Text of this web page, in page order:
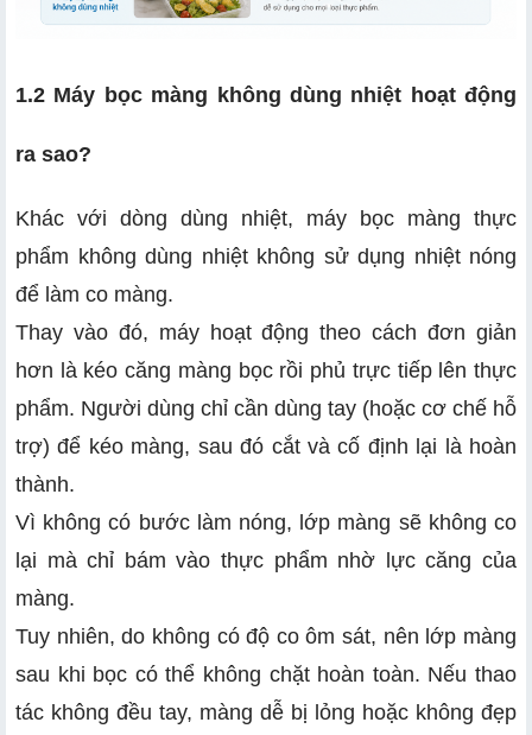
1.2 Máy bọc màng không dùng nhiệt hoạt động
ra sao?
Khác với dòng dùng nhiệt, máy bọc màng thực
phẩm không dùng nhiệt không sử dụng nhiệt nóng
để làm co màng.
Thay vào đó, máy hoạt động theo cách đơn giản
hơn là kéo căng màng bọc rồi phủ trực tiếp lên thực
phẩm. Người dùng chỉ cần dùng tay (hoặc cơ chế hỗ
trợ) để kéo màng, sau đó cắt và cố định lại là hoàn
thành.
Vì không có bước làm nóng, lớp màng sẽ không co
lại mà chỉ bám vào thực phẩm nhờ lực căng của
màng.
Tuy nhiên, do không có độ co ôm sát, nên lớp màng
sau khi bọc có thể không chặt hoàn toàn. Nếu thao
tác không đều tay, màng dễ bị lỏng hoặc không đẹp